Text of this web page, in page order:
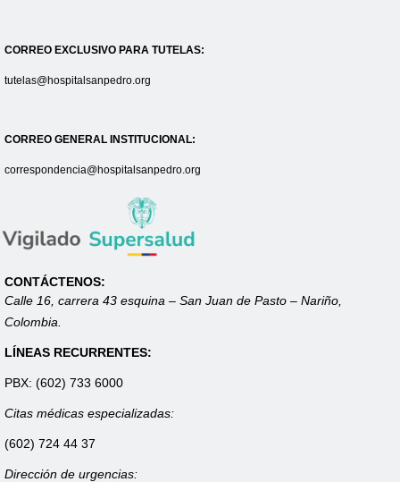
CORREO EXCLUSIVO PARA TUTELAS:
tutelas@hospitalsanpedro.org
CORREO GENERAL INSTITUCIONAL:
correspondencia@hospitalsanpedro.org
CONTÁCTENOS:
Calle 16, carrera 43 esquina – San Juan de Pasto – Nariño,
Colombia.
LÍNEAS RECURRENTES:
PBX: (602) 733 6000
Citas médicas especializadas:
(602) 724 44 37
Dirección de urgencias: